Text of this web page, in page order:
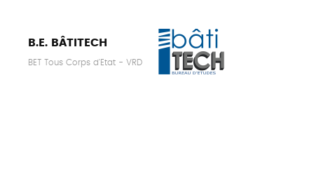
B.E. BÂTITECH
BET Tous Corps d'Etat - VRD